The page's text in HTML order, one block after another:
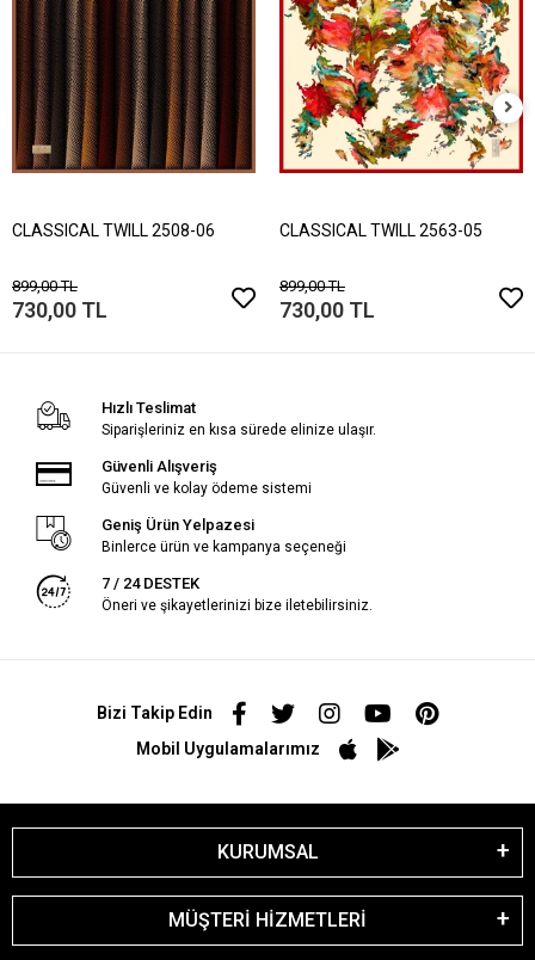
CLASSICAL TWILL 2508-06
899,00 TL
730,00 TL
CLASSICAL TWILL 2563-05
899,00 TL
730,00 TL
Hızlı Teslimat
Siparişleriniz en kısa sürede elinize ulaşır.
Güvenli Alışveriş
Güvenli ve kolay ödeme sistemi
Geniş Ürün Yelpazesi
Binlerce ürün ve kampanya seçeneği
7 / 24 DESTEK
Öneri ve şikayetlerinizi bize iletebilirsiniz.
Bizi Takip Edin
Mobil Uygulamalarımız
KURUMSAL
MÜŞTERİ HİZMETLERİ